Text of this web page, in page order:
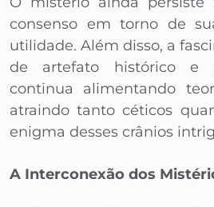
consenso em torno de
utilidade. Além disso, a
de artefato histórico e
continua alimentando
atraindo tanto céticos
enigma desses crânios
A Interconexão dos